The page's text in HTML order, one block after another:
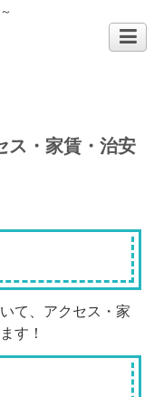
ス・家賃・治安
て、アクセス・家
す！